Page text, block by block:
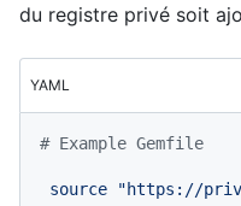
du registre privé soit
YAML
# Example Gemfile
source "https://